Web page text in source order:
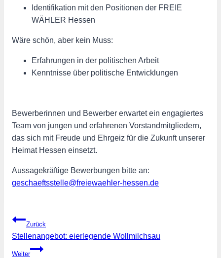
Identifikation mit den Positionen der FREIE
WÄHLER Hessen
Wäre schön, aber kein Muss:
Erfahrungen in der politischen Arbeit
Kenntnisse über politische Entwicklungen
Bewerberinnen und Bewerber erwartet ein engagiertes
Team von jungen und erfahrenen Vorstandmitgliedern,
das sich mit Freude und Ehrgeiz für die Zukunft unserer
Heimat Hessen einsetzt.
Aussagekräftige Bewerbungen bitte an:
geschaeftsstelle@freiewaehler-hessen.de
Beitragsnavigation
Zurück
Stellenangebot: eierlegende Wollmilchsau
Weiter